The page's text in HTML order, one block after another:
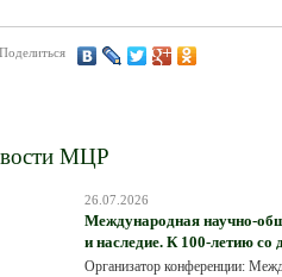
Поделиться
МЦР
26.07.2026
Международная научно-
и наследие. К 100-летию со
Организатор конференции: